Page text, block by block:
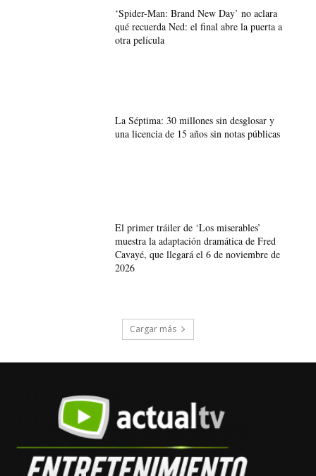
‘Spider-Man: Brand New Day’ no aclara
qué recuerda Ned: el final abre la puerta a
otra película
La Séptima: 30 millones sin desglosar y
una licencia de 15 años sin notas públicas
El primer tráiler de ‘Los miserables’
muestra la adaptación dramática de Fred
Cavayé, que llegará el 6 de noviembre de
2026
Cargar más